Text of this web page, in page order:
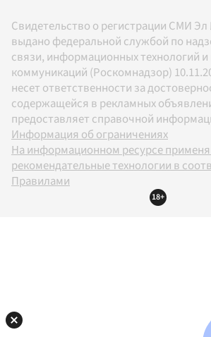
Свидетельство о регистрации СМИ
выдано федеральной службой по
связи, информационных технологий
коммуникаций (Роскомнадзор)
несет ответственности за
содержащейся в рекламных
предоставляет справочной
Информация об ограничениях
На информационном ресурсе
рекомендательные технологии в
Правилами
18+